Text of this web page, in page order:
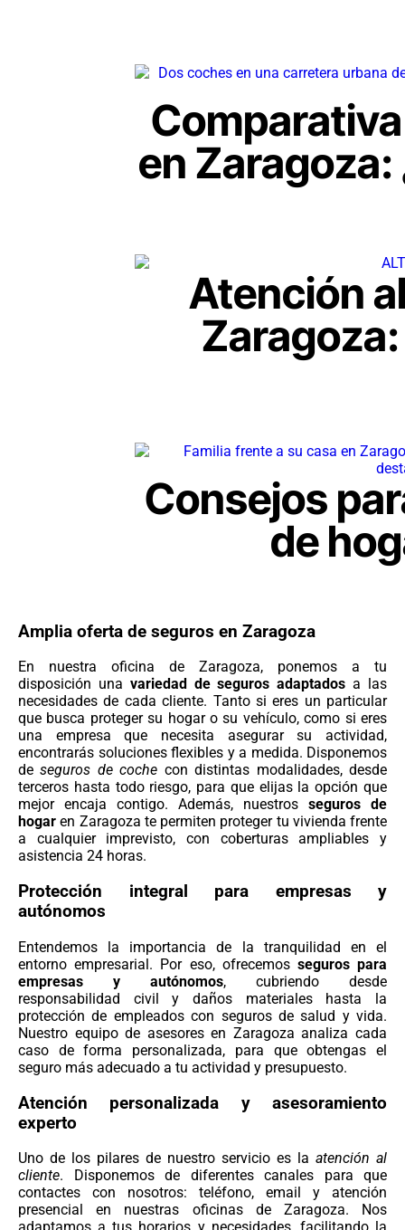
en
Atención
Consejos
de
Amplia oferta de seguros en Zaragoza
En nuestra oficina de Zaragoza, ponemos a tu
disposición una variedad de seguros adaptados a las
necesidades de cada cliente. Tanto si eres un particular
que busca proteger su hogar o su vehículo, como si eres
una empresa que necesita asegurar su actividad,
encontrarás soluciones flexibles y a medida. Disponemos
deseguros de coche con distintas modalidades, desde
terceros hasta todo riesgo, para que elijas la opción que
mejor encaja contigo. Además, nuestros seguros de
hogar en Zaragoza te permiten proteger tu vivienda frente
a cualquier imprevisto, con coberturas ampliables y
asistencia 24 horas.
Protección integral para empresas y
autónomos
Entendemos la importancia de la tranquilidad en el
entorno empresarial. Por eso, ofrecemos seguros para
empresas y autónomos, cubriendo desde
responsabilidad civil y daños materiales hasta la
protección de empleados con seguros de salud y vida.
Nuestro equipo de asesores en Zaragoza analiza cada
caso de forma personalizada, para que obtengas el
seguro más adecuado a tu actividad y presupuesto.
Atención personalizada y asesoramiento
experto
Uno de los pilares de nuestro servicio es la atención al
cliente. Disponemos de diferentes canales para que
contactes con nosotros: teléfono, email y atención
presencial en nuestras oficinas de Zaragoza. Nos